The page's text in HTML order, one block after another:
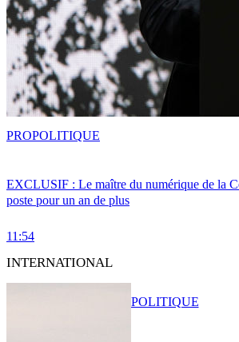
EXCLUSIF : Le maître du numérique de la
poste pour un an de plus
11:54
PROPOLITIQUE
INTERNATIONAL
POLITIQUE